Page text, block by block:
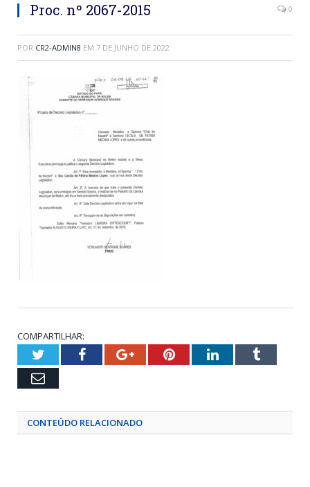
Proc. nº 2067-2015 0
POR CR2-ADMIN8 EM 7 DE JUNHO DE 2022
COMPARTILHAR:
TwitterFacebookGoogle+PinterestLinkedInTumblr
Email
CONTEÚDO RELACIONADO